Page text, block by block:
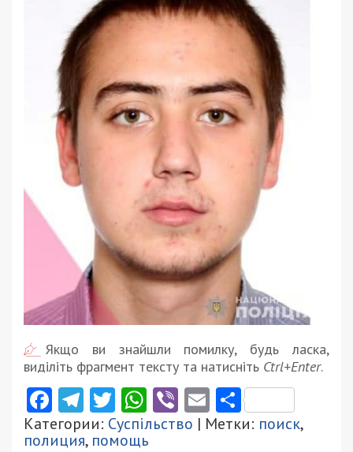
Якщо ви знайшли помилку, будь ласка,
виділіть фрагмент тексту та натисніть Ctrl+Enter.
Facebook
Telegram
Twitter
WhatsApp
ViberEmail
Категории: Суспільство | Метки: поиск,
полиция, помощь